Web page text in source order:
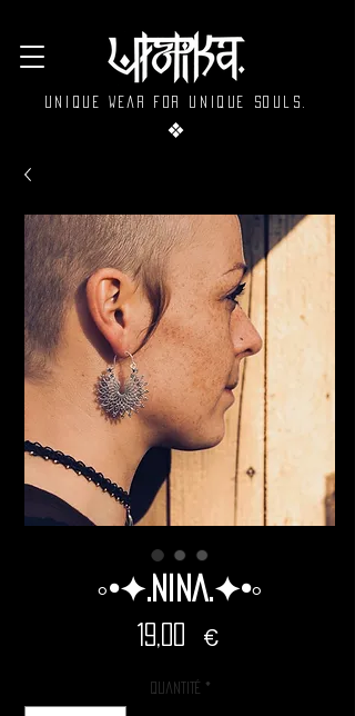
Unique wear for unique souls.
❖
◦•✦.Nina.✦•◦
19,00 €Prix
Quantité *